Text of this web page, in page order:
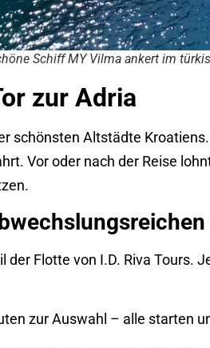
Schiff MY Vilma ankert im
zur Adria
schönsten Altstädte
Vor oder nach der Reise
Flotte von I.D. Riva Tours.
zur Auswahl – alle starten